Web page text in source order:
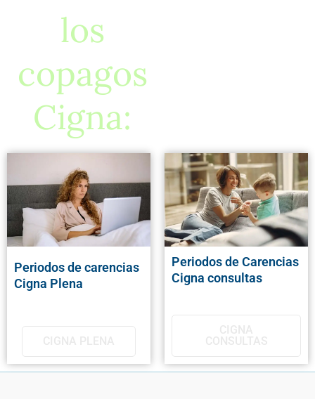
los
copagos
Cigna:
Periodos de carencias
Cigna Plena
Periodos de Carencias
Cigna consultas